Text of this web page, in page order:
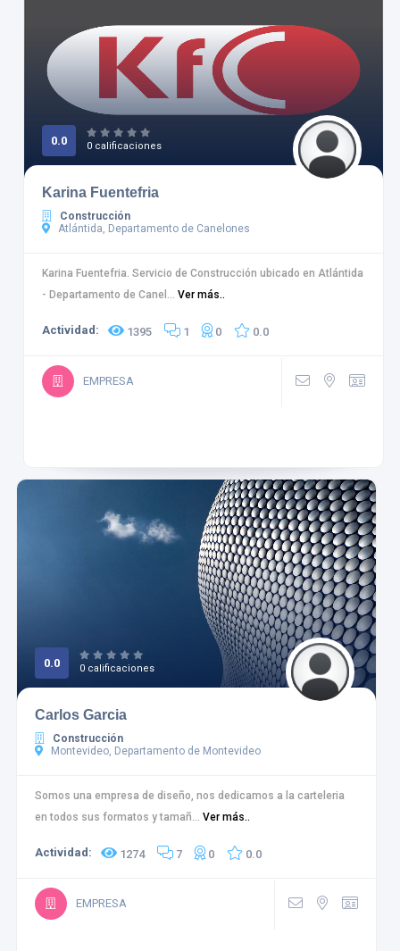
0.0 0 calificaciones
Karina Fuentefria
Construcción
Atlántida, Departamento de Canelones
Karina Fuentefria. Servicio de Construcción ubicado en Atlántida
- Departamento de Canel... Ver más..
Actividad: 1395 1 0 0.0
EMPRESA
0.0 0 calificaciones
Carlos Garcia
Construcción
Montevideo, Departamento de Montevideo
Somos una empresa de diseño, nos dedicamos a la carteleria
en todos sus formatos y tamañ... Ver más..
Actividad: 1274 7 0 0.0
EMPRESA